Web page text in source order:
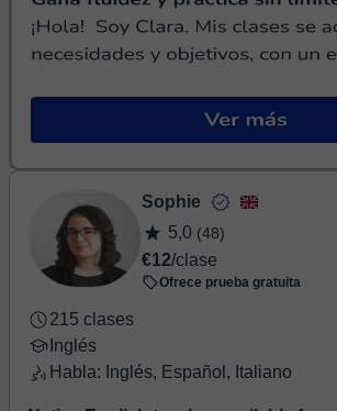
Sophie
5,0 (48)
€12/clase
Ofrece prueba gratuita
215 clases
Inglés
Habla: Inglés, Español, Italiano